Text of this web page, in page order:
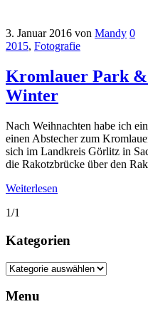
3. Januar 2016 von Mandy 0
2015, Fotografie
Kromlauer Park
Winter
Nach Weihnachten habe ich
einen Abstecher zum
sich im Landkreis Görlitz in
die Rakotzbrücke über den
Weiterlesen
1/1
Kategorien
Kategorien
Menu